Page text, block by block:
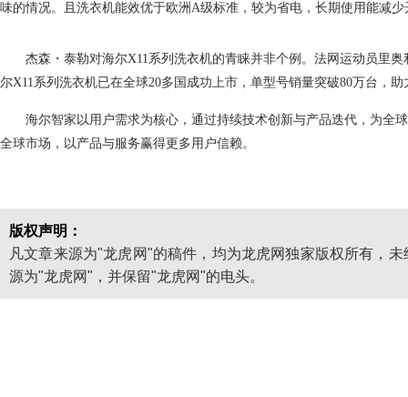
味的情况。且洗衣机能效优于欧洲A级标准，较为省电，长期使用能减少
杰森・泰勒对海尔X11系列洗衣机的青睐并非个例。法网运动员里
尔X11系列洗衣机已在全球20多国成功上市，单型号销量突破80万台，
海尔智家以用户需求为核心，通过持续技术创新与产品迭代，为全
全球市场，以产品与服务赢得更多用户信赖。
版权声明：
凡文章来源为"龙虎网"的稿件，均为龙虎网独家版权所有，
源为"龙虎网"，并保留"龙虎网"的电头。